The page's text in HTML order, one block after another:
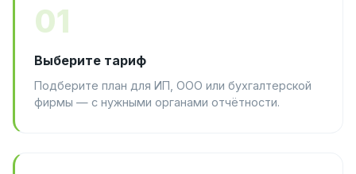
01
Выберите тариф
Подберите план для ИП, ООО или бухгалтерской
фирмы — с нужными органами отчётности.